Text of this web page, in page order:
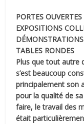
PORTES
EXPOSITIONS
TABLES RONDES
Plus que tout autre
s’est beaucoup
principalement son
pour la qualité de
faire, le travail des
était